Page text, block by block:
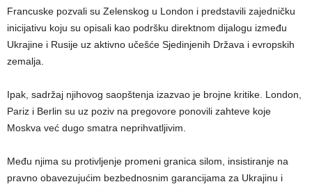
Francuske pozvali su Zelenskog u London i predstavili zajedničku
inicijativu koju su opisali kao podršku direktnom dijalogu između
Ukrajine i Rusije uz aktivno učešće Sjedinjenih Država i evropskih
zemalja.
Ipak, sadržaj njihovog saopštenja izazvao je brojne kritike. London,
Pariz i Berlin su uz poziv na pregovore ponovili zahteve koje
Moskva već dugo smatra neprihvatljivim.
Među njima su protivljenje promeni granica silom, insistiranje na
pravno obavezujućim bezbednosnim garancijama za Ukrajinu i